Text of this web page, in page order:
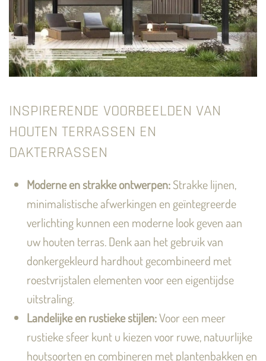
INSPIRERENDE VOORBEELDEN VAN
HOUTEN TERRASSEN EN
DAKTERRASSEN
Moderne en strakke ontwerpen:Strakke lijnen,
minimalistische afwerkingen en geïntegreerde
verlichting kunnen een moderne look geven aan
uw houten terras. Denk aan het gebruik van
donkergekleurd hardhout gecombineerd met
roestvrijstalen elementen voor een eigentijdse
uitstraling.
Landelijke en rustieke stijlen:Voor een meer
rustieke sfeer kunt u kiezen voor ruwe, natuurlijke
houtsoorten en combineren met plantenbakken en